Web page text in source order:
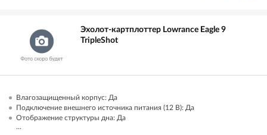
Эхолот-картплоттер Lowrance Eagle 9
TripleShot
Влагозащищенный корпус: Да
Подключение внешнего источника питания (12 В): Да
Отображение структуры дна: Да
...